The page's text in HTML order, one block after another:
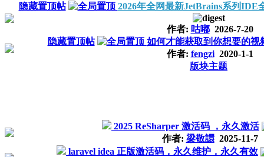
隐藏置顶帖
2026年全网最新JetBrains系列IDE
作者: 咕嘟2026-7-20
隐藏置顶帖
如何才能获取到你想要的视
作者: fengzi2020-1-1
版块主题
2025 ReSharper 激活码 ，永久激活
作者: 梁敬譞2025-11-7
laravel idea 正版激活码，永久维护，永久有效